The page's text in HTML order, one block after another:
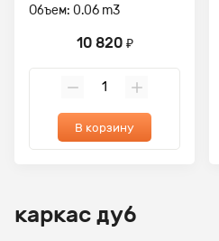
Объем: 0.06 m3
10 820 ₽
В корзину
каркас дуб